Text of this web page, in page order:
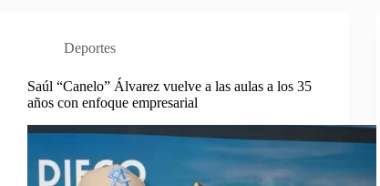
Deportes
Saúl “Canelo” Álvarez vuelve a las aulas a los 35
años con enfoque empresarial